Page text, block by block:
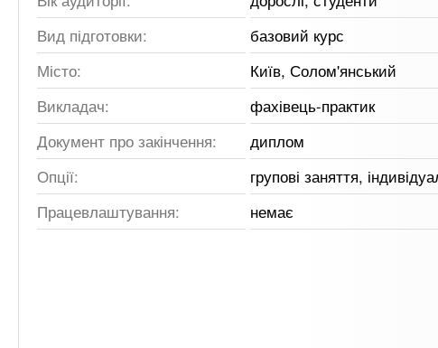
Вид підготовки:
базовий курс
Місто:
Київ, Солом'янський
Викладач:
фахівець-практик
Документ про закінчення:
диплом
Опції:
групові заняття,
Працевлаштування:
немає